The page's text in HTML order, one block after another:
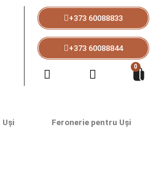
+373 60088833
+373 60088844
0
Feronerie pentru Uși